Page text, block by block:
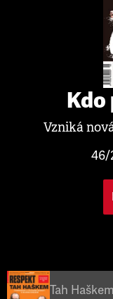
46/
Kdo
Vzniká
Tah Haškem